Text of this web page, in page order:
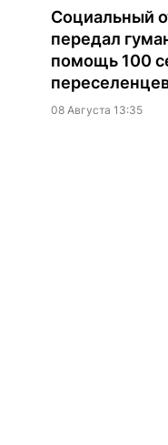
Социальный
передал
помощь 100
08 Августа 13:35